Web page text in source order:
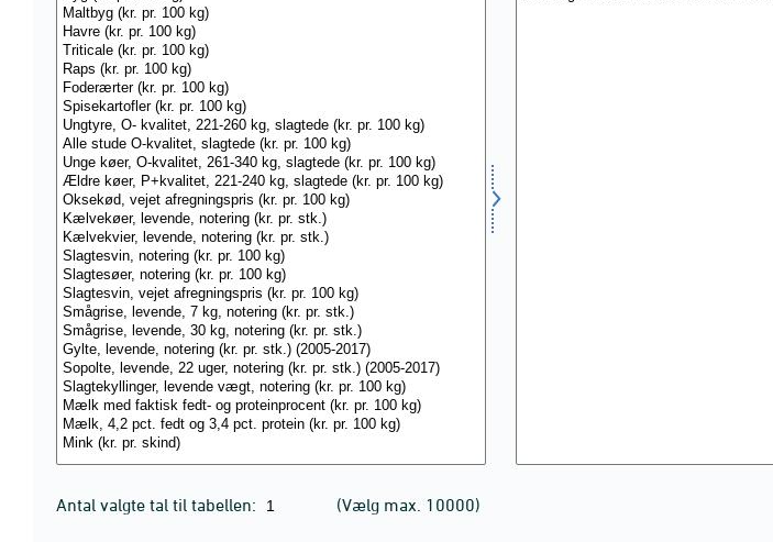
Antal valgte tal til tabellen: (Vælg max. 10000)